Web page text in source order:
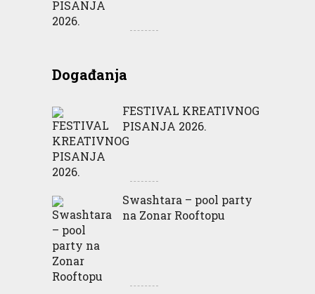
Događanja
FESTIVAL KREATIVNOG
PISANJA 2026.
Swashtara – pool party
na Zonar Rooftopu